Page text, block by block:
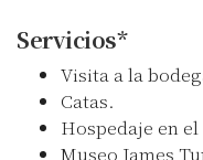
Servicios*
Visita a la
Catas.
Hospedaje en
Museo James